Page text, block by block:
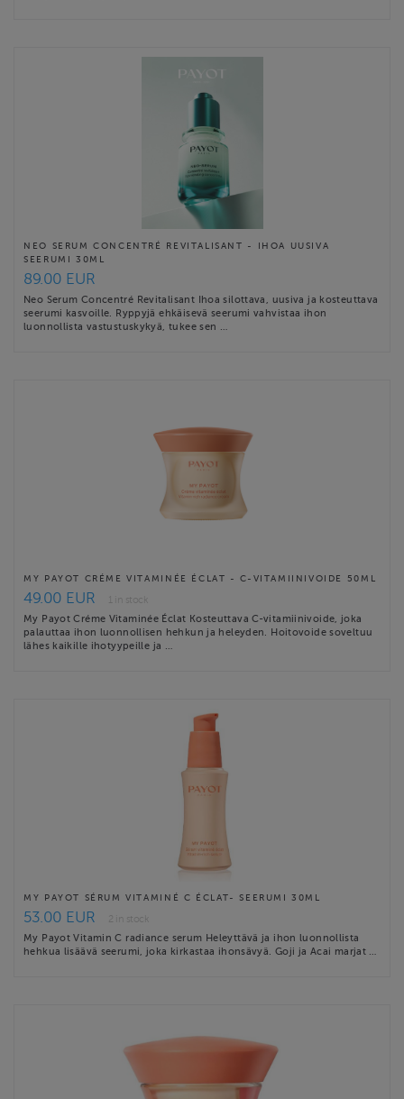
NEO SERUM CONCENTRÉ REVITALISANT - IHOA UUSIVA
SEERUMI 30ML
89.00 EUR
Neo Serum Concentré Revitalisant Ihoa silottava, uusiva ja kosteuttava
seerumi kasvoille. Ryppyjä ehkäisevä seerumi vahvistaa ihon
luonnollista vastustuskykyä, tukee sen …
MY PAYOT CRÉME VITAMINÉE ÉCLAT - C-VITAMIINIVOIDE 50ML
49.00 EUR
1 in stock
My Payot Créme Vitaminée Éclat Kosteuttava C-vitamiinivoide, joka
palauttaa ihon luonnollisen hehkun ja heleyden. Hoitovoide soveltuu
lähes kaikille ihotyypeille ja …
MY PAYOT SÉRUM VITAMINÉ C ÉCLAT- SEERUMI 30ML
53.00 EUR
2 in stock
My Payot Vitamin C radiance serum Heleyttävä ja ihon luonnollista
hehkua lisäävä seerumi, joka kirkastaa ihonsävyä. Goji ja Acai marjat …